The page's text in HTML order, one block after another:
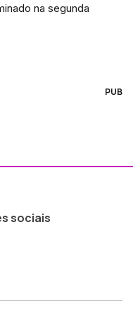
na segunda
PUB
sociais
ao